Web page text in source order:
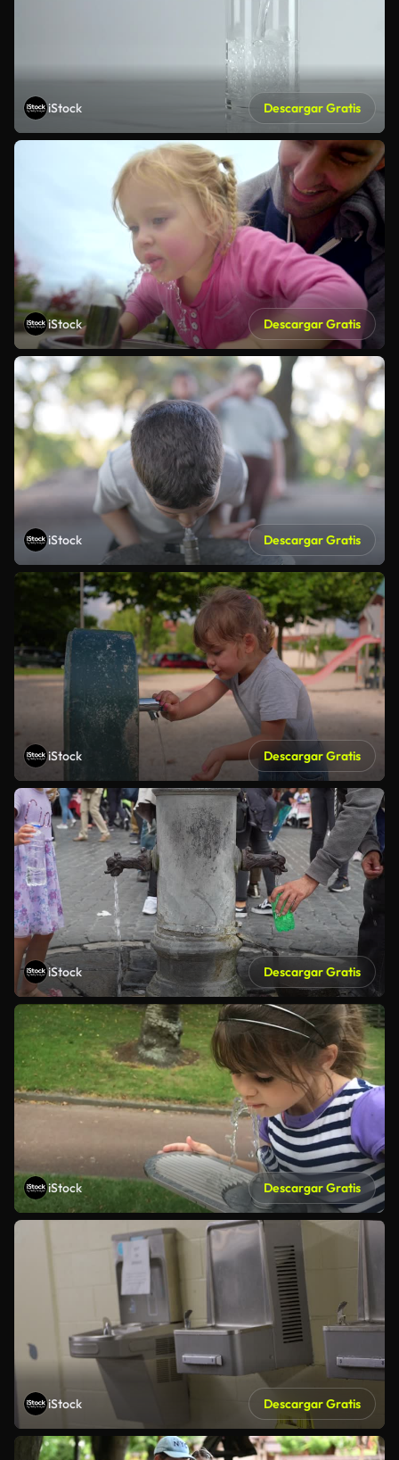
iStock Descargar Gratis
iStock Descargar Gratis
iStock Descargar Gratis
iStock Descargar Gratis
iStock Descargar Gratis
iStock Descargar Gratis
iStock Descargar Gratis